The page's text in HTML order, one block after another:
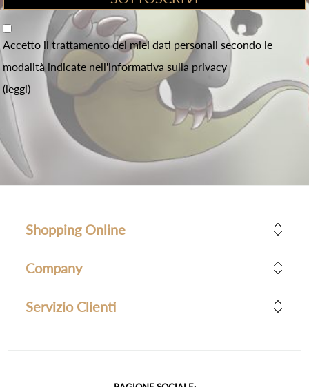
Accetto il trattamento dei miei dati personali secondo le
modalità indicate nell'informativa sulla privacy
(leggi)
Shopping Online
Company
Servizio Clienti